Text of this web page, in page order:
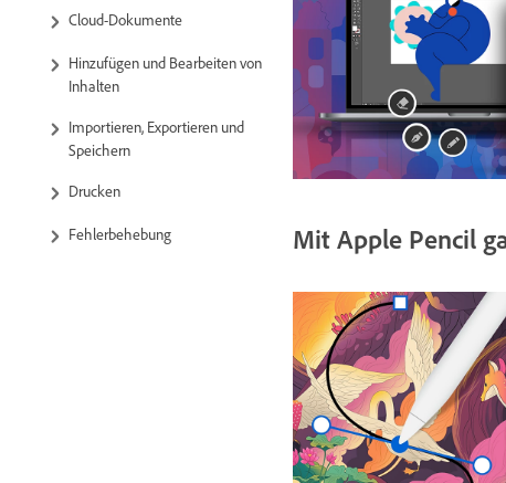
Cloud-Dokumente
Hinzufügen und Bearbeiten von
Inhalten
Importieren, Exportieren und
Speichern
Drucken
Fehlerbehebung Mit Apple Pencil